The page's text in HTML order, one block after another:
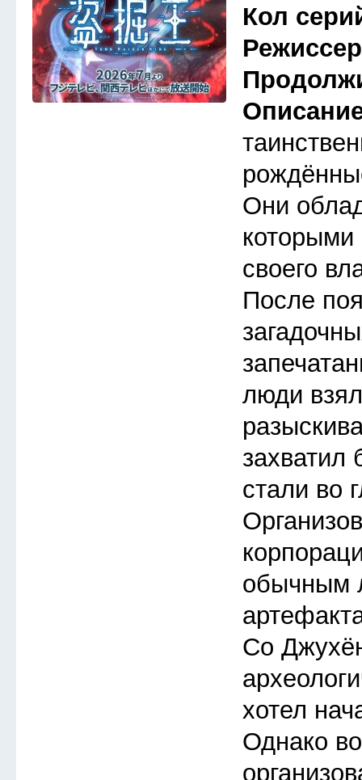
Кол
Они
которыми
своего
После
люди
захватил
стали во
обычным
Со
хотел
Однако